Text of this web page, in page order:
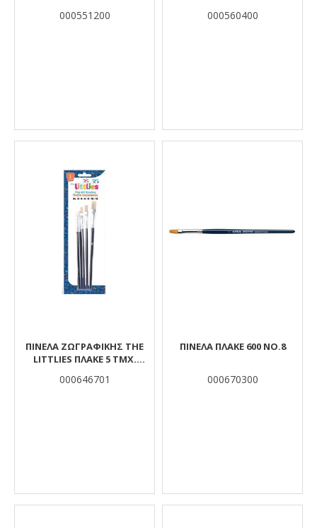
000551200 000560400
ΠΙΝΈΛΑ ΖΩΓΡΑΦΙΚΉΣ THE
LITTLIES ΠΛΑΚΈ 5 ΤΜΧ.
000646701
ΠΙΝΕΛΑ ΠΛΑΚΕ 600 ΝΟ.8
000670300